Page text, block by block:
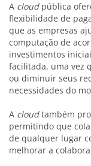
A cloudpública
flexibilidade de
que as empresas
computação de
investimentos
facilitada, uma vez
ou diminuir seus
necessidades do
A cloudtambém
permitindo que
de qualquer lugar
melhorar a